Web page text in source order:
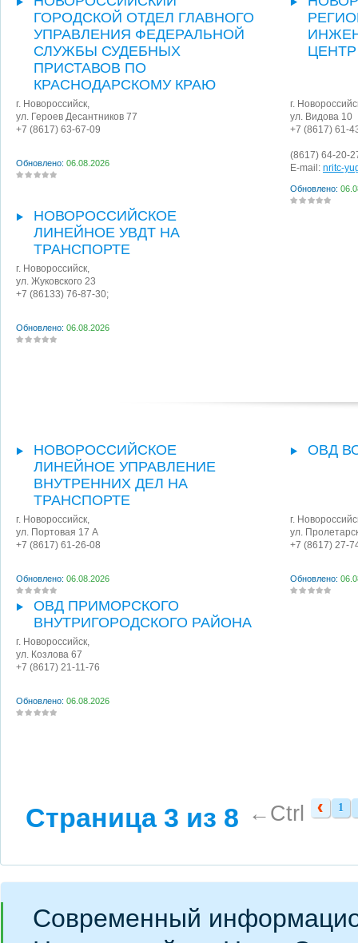
ГОРОДСКОЙ ОТДЕЛ ГЛАВНОГО
УПРАВЛЕНИЯ ФЕДЕРАЛЬНОЙ
СЛУЖБЫ СУДЕБНЫХ
ПРИСТАВОВ ПО
КРАСНОДАРСКОМУ КРАЮ
г. Новороссийск,
ул. Героев Десантников 77
+7 (8617) 63-67-09
Обновлено: 06.08.2026
ЦЕНТР
г.
ул. Видова 10
+7 (8617) 61-
(8617) 64-20-
E-mail: nritc-
Обновлено:
НОВОРОССИЙСКОЕ
ЛИНЕЙНОЕ УВДТ НА
ТРАНСПОРТЕ
г. Новороссийск,
ул. Жуковского 23
+7 (86133) 76-87-30;
Обновлено: 06.08.2026
НОВОРОССИЙСКОЕ
ЛИНЕЙНОЕ УПРАВЛЕНИЕ
ВНУТРЕННИХ ДЕЛ НА
ТРАНСПОРТЕ
г. Новороссийск,
ул. Портовая 17 А
+7 (8617) 61-26-08
Обновлено: 06.08.2026
ОВД
г.
ул.
+7 (8617) 27-
Обновлено:
ОВД ПРИМОРСКОГО
ВНУТРИГОРОДСКОГО РАЙОНА
г. Новороссийск,
ул. Козлова 67
+7 (8617) 21-11-76
Обновлено: 06.08.2026
Страница 3 из 8 ←Ctrl 1
1
Современный